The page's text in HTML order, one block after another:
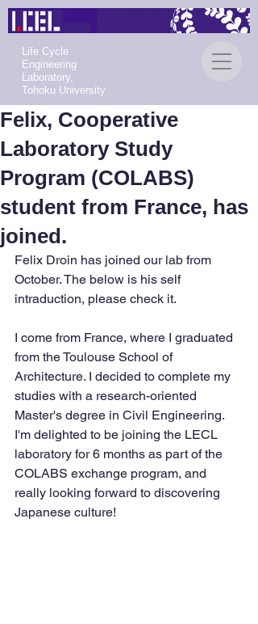
Life Cycle
Engineering
Laboratory,
Tohoku University
Felix, Cooperative
Laboratory Study
Program (COLABS)
student from France, has
joined.
Felix Droin has joined our lab from
October. The below is his self
intraduction, please check it.
I come from France, where I graduated
from the Toulouse School of
Architecture. I decided to complete my
studies with a research-oriented
Master's degree in Civil Engineering.
I'm delighted to be joining the LECL
laboratory for 6 months as part of the
COLABS exchange program, and
really looking forward to discovering
Japanese culture!